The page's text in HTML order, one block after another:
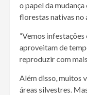
o papel da
florestas nativas no
“Vemos infestações
aproveitam de
reproduzir com
Além disso, muitos
áreas silvestres.